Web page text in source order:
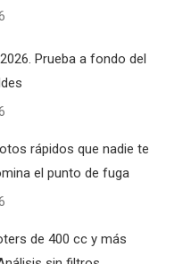
Prueba a fondo del
rápidos que nadie te
el punto de fuga
de 400 cc y más